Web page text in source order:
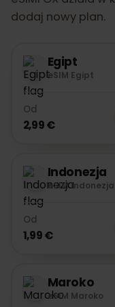
dodaj nowy plan.
Egipt
eSIM Egipt
Od
2,99 €
Indonezja
eSIM Indonezja
Od
1,99 €
Maroko
eSIM Maroko